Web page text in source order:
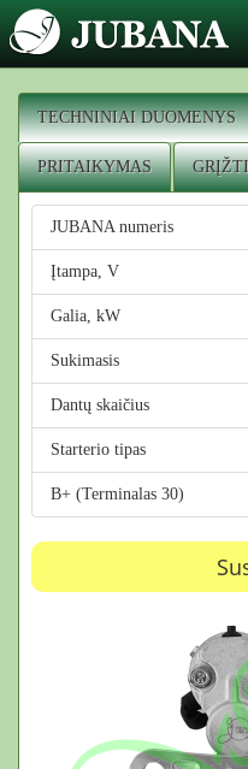
TECHNINIAI DUOMENYS
PRITAIKYMAS GRĮŽTI
JUBANA numeris
Įtampa, V
Galia, kW
Sukimasis
Dantų skaičius
Starterio tipas
B+ (Terminalas 30)